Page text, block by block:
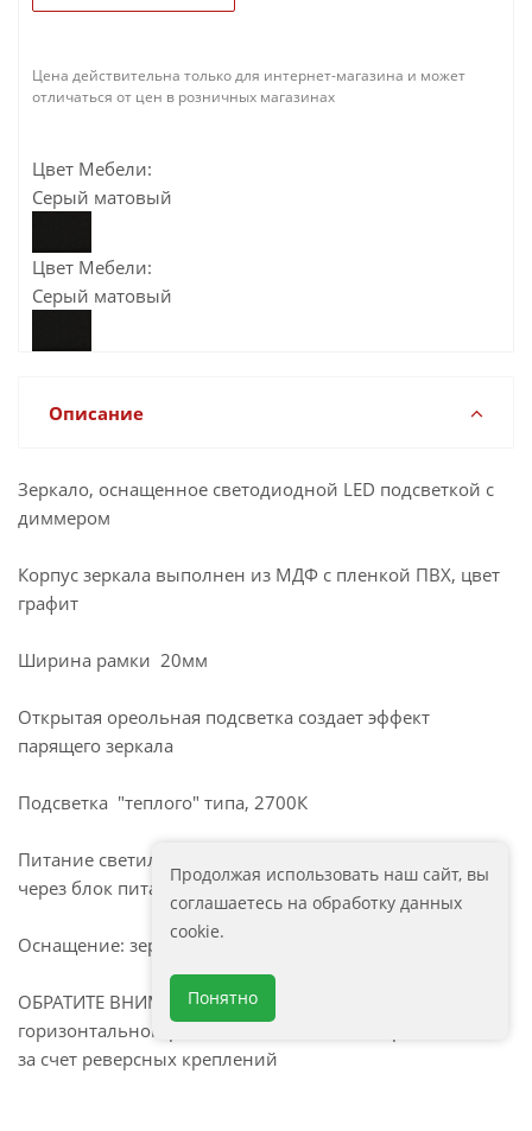
Цена действительна только для интернет-магазина и может
отличаться от цен в розничных магазинах
Цвет Мебели:
Серый матовый
Цвет Мебели:
Серый матовый
Описание
Зеркало, оснащенное светодиодной LED подсветкой с
диммером
Корпус зеркала выполнен из МДФ с пленкой ПВХ, цвет
графит
Ширина рамки 20мм
Открытая ореольная подсветка создает эффект
парящего зеркала
Подсветка "теплого" типа, 2700К
Питание светильника осуществляется от сети 220В
через блок питания постоянного напряжения.
Оснащение: зеркало, крепеж, коробка, инструкция
ОБРАТИТЕ ВНИМАНИЕ: возможность установки как в
горизонтальном расположении, так и в вертикальном
за счет реверсных креплений
Продолжая использовать наш сайт, вы
соглашаетесь на обработку данных
cookie.
Понятно